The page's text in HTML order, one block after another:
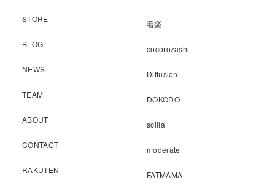
STORE
BLOG
NEWS
TEAM
ABOUT
CONTACT
RAKUTEN
着楽
cocorozashi
Diffusion
DOKODO
scilla
moderate
FATMAMA